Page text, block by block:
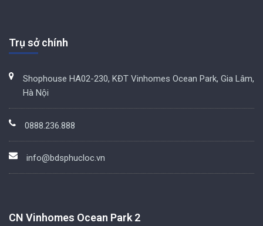
Trụ sở chính
Shophouse HA02-230, KĐT Vinhomes Ocean Park, Gia Lâm,
Hà Nội
0888.236.888
info@bdsphucloc.vn
CN Vinhomes Ocean Park 2